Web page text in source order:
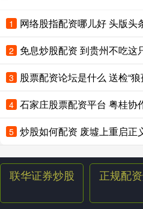
1
2 免息炒股配资 到贵州不吃这
3
4
5
联华证券炒股 正规配